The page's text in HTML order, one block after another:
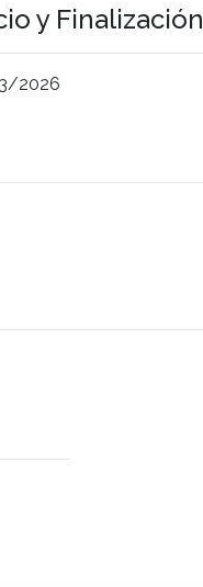
y Finalización
2026